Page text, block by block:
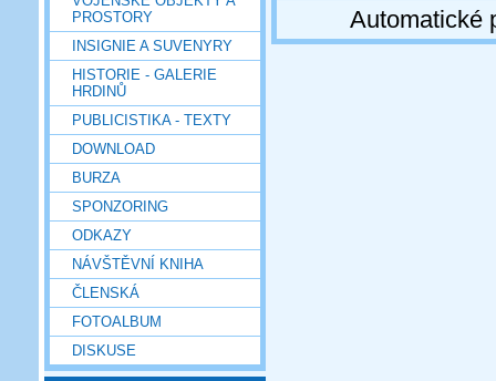
PROSTORY
INSIGNIE A SUVENYRY
HISTORIE - GALERIE
HRDINŮ
PUBLICISTIKA - TEXTY
DOWNLOAD
BURZA
SPONZORING
ODKAZY
NÁVŠTĚVNÍ KNIHA
ČLENSKÁ
FOTOALBUM
DISKUSE
Automatické